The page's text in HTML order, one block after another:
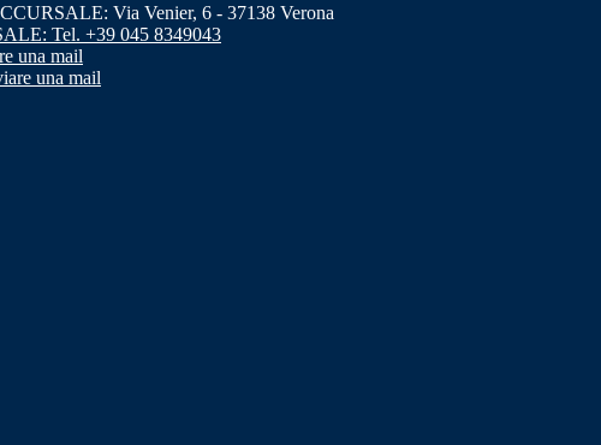
Via Venier, 6 - 37138 Verona
Tel. +39 045 8349043
una mail
una mail